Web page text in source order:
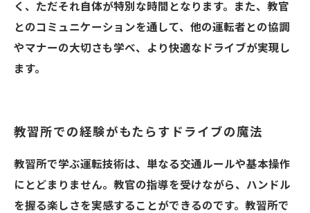
く、ただそれ自体が特別な時間となります。また、教官
とのコミュニケーションを通して、他の運転者との協調
やマナーの大切さも学べ、より快適なドライブが実現し
ます。
教習所での経験がもたらすドライブの魔法
教習所で学ぶ運転技術は、単なる交通ルールや基本操作
にとどまりません。教官の指導を受けながら、ハンドル
を握る楽しさを実感することができるのです。教習所で